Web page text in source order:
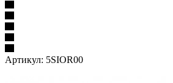
Артикул: 5SIOR00